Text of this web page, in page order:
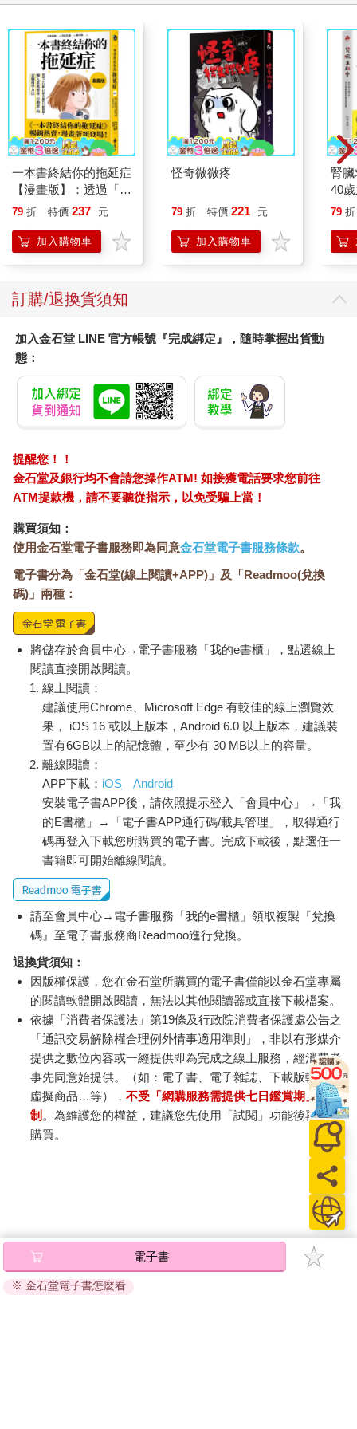
一本書終結你的拖延症
【漫畫版】：透過「小
行動」打開大腦的行動
「行動派」的37個科
學方法
79 折 特價 237 元
加入購物車
怪奇微微疼
79 折 特價 221 元
加入購物車
腎
40
就
79 折
訂購/退換貨須知
加入金石堂 LINE 官方帳號『完成綁定』，隨時掌握出貨動
態：
提醒您！！
金石堂及銀行均不會請您操作ATM! 如接獲電話要求您前往
ATM提款機，請不要聽從指示，以免受騙上當！
購買須知：
使用金石堂電子書服務即為同意金石堂電子書服務條款。
電子書分為「金石堂(線上閱讀+APP)」及「Readmoo(兌換
碼)」兩種：
將儲存於會員中心→電子書服務「我的e書櫃」，點選線上
閱讀直接開啟閱讀。
線上閱讀：
建議使用Chrome、Microsoft Edge 有較佳的線上瀏覽效
果， iOS 16 或以上版本，Android 6.0 以上版本，建議裝
置有6GB以上的記憶體，至少有 30 MB以上的容量。
離線閱讀：
APP下載： iOS
Android
安裝電子書APP後，請依照提示登入「會員中心」→「我
的E書櫃」→「電子書APP通行碼/載具管理」，取得通行
碼再登入下載您所購買的電子書。完成下載後，點選任一
書籍即可開始離線閱讀。
請至會員中心→電子書服務「我的e書櫃」領取複製『兌換
碼』至電子書服務商Readmoo進行兌換。
退換貨須知：
因版權保護，您在金石堂所購買的電子書僅能以金石堂專屬
的閱讀軟體開啟閱讀，無法以其他閱讀器或直接下載檔案。
依據「消費者保護法」第19條及行政院消費者保護處公告之
「通訊交易解除權合理例外情事適用準則」，非以有形媒介
提供之數位內容或一經提供即為完成之線上服務，經消費者
事先同意始提供。（如：電子書、電子雜誌、下載版軟體、
虛擬商品…等），不受「網購服務需提供七日鑑賞期」的限
制 。為維護您的權益，建議您先使用「試閱」功能後再付款
購買。
電子書
※ 金石堂電子書怎麼看